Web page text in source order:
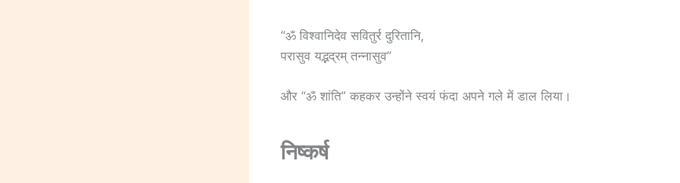
“ॐ विश्वानिदेव सवितुर्र दुरितानि,
परासुव यद्भद्रम् तन्नासुव”
और “ॐ शांति” कहकर उन्होंने स्वयं फंदा अपने गले में डाल लिया।
निष्कर्ष